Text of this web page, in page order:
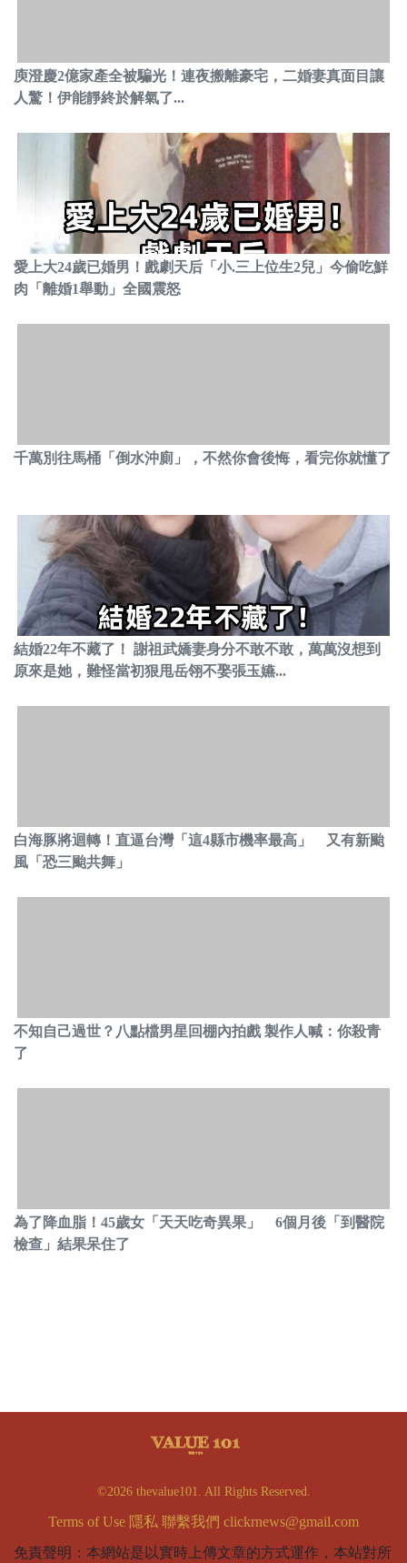
庾澄慶2億家產全被騙光！連夜搬離豪宅，二婚妻真面目讓
人驚！伊能靜終於解氣了...
愛上大24歲已婚男！戲劇天后「小.三上位生2兒」今偷吃鮮
肉「離婚1舉動」全國震怒
千萬別往馬桶「倒水沖廁」，不然你會後悔，看完你就懂了
結婚22年不藏了！ 謝祖武嬌妻身分不敢不敢，萬萬沒想到
原來是她，難怪當初狠甩岳翎不娶張玉嬿...
白海豚將迴轉！直逼台灣「這4縣市機率最高」 又有新颱
風「恐三颱共舞」
不知自己過世？八點檔男星回棚內拍戲 製作人喊：你殺青
了
為了降血脂！45歲女「天天吃奇異果」 6個月後「到醫院
檢查」結果呆住了
©2026 thevalue101. All Rights Reserved.
Terms of Use 隱私 聯繫我們 clickrnews@gmail.com
免責聲明：本網站是以實時上傳文章的方式運作，本站對所